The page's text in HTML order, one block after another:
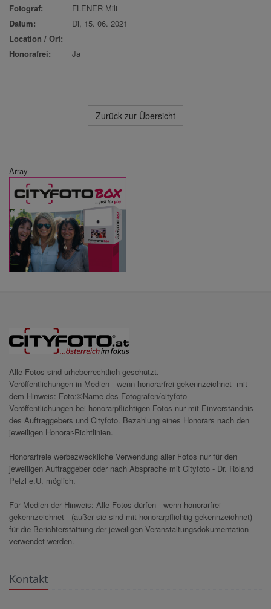
Fotograf:
FLENER Mili
Datum:
Di, 15. 06. 2021
Location / Ort:
Honorafrei:
Ja
Zurück zur Übersicht
Array
Alle Fotos sind urheberrechtlich geschützt.
Veröffentlichungen in Medien - wenn honorarfrei gekennzeichnet- mit
dem Hinweis: Foto:©Name des Fotografen/cityfoto
Veröffentlichungen bei honorarpflichtigen Fotos nur mit Einverständnis
des Auftraggebers und Cityfoto. Bezahlung eines Honorars nach den
jeweiligen Honorar-Richtlinien.
Honorarfreie werbezweckliche Verwendung aller Fotos nur für den
jeweiligen Auftraggeber oder nach Absprache mit Cityfoto - Dr. Roland
Pelzl e.U. möglich.
Für Medien der Hinweis: Alle Fotos dürfen - wenn honorarfrei
gekennzeichnet - (außer sie sind mit honorarpflichtig gekennzeichnet)
für die Berichterstattung der jeweiligen Veranstaltungsdokumentation
verwendet werden.
Kontakt